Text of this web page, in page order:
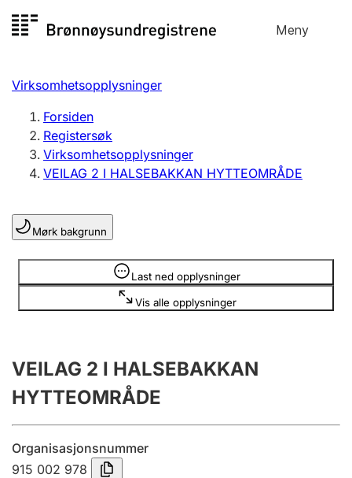
til
Meny
Registersøk
Aksjeselskap
Enkeltpersonforetak
Registrere, endre, slette
Lag og forening
Registrere, endre, slette
Årsregnskap
Innsending og forsinkelsesgebyr
Tinglysing
Virksomhetsopplysninger
Forsiden
Registersøk
Virksomhetsopplysninger
VEILAG 2 I HALSEBAKKAN HYTTEOMRÅDE
Mørk bakgrunn
Last ned opplysninger
Vis alle opplysninger
Opplysninger er skjult
VEILAG 2 I HALSEBAKKAN
HYTTEOMRÅDE
Organisasjonsnummer
915 002 978